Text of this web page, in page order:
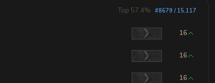
Top 57.4% #8679 / 15,117
16
16
16